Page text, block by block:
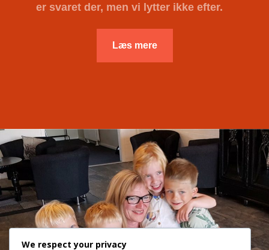
er svaret der, men vi lytter ikke efter.
Læs mere
We respect your privacy